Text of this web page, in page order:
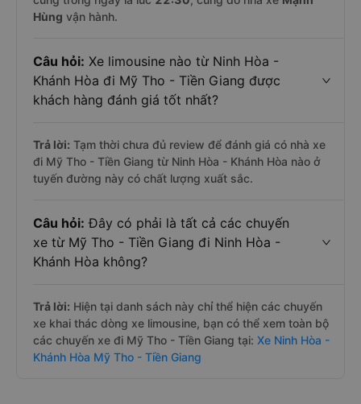
Hùng vận hành.
Câu hỏi: Xe limousine nào từ Ninh Hòa -
Khánh Hòa đi Mỹ Tho - Tiền Giang được
khách hàng đánh giá tốt nhất?
Trả lời: Tạm thời chưa đủ review để đánh giá có nhà xe
đi Mỹ Tho - Tiền Giang từ Ninh Hòa - Khánh Hòa nào ở
tuyến đường này có chất lượng xuất sắc.
Câu hỏi: Đây có phải là tất cả các chuyến
xe từ Mỹ Tho - Tiền Giang đi Ninh Hòa -
Khánh Hòa không?
Trả lời: Hiện tại danh sách này chỉ thể hiện các chuyến
xe khai thác dòng xe limousine, bạn có thể xem toàn bộ
các chuyến xe đi Mỹ Tho - Tiền Giang tại: Xe Ninh Hòa -
Khánh Hòa Mỹ Tho - Tiền Giang